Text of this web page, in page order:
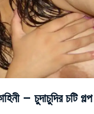
– চুদাচুদির চটি গল্প